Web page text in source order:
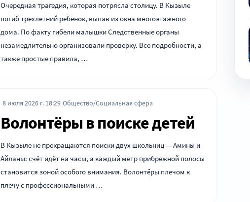
Очередная трагедия, которая потрясла столицу. В Кызыле
погиб трехлетний ребенок, выпав из окна многоэтажного
дома. По факту гибели малышки Следственные органы
незамедлительно организовали проверку. Все подробности, а
также простые правила, …
8 июля 2026 г. 18:29 Общество/Социальная сфера
Волонтёры в поиске детей
В Кызыле не прекращаются поиски двух школьниц — Амины и
Айланы: счёт идёт на часы, а каждый метр прибрежной полосы
становится зоной особого внимания. Волонтёры плечом к
плечу с профессиональными …